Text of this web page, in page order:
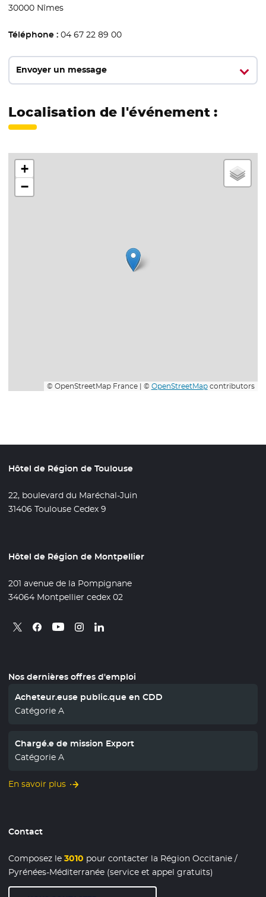
30000 Nîmes
Téléphone : 04 67 22 89 00
Envoyer un message
Localisation de l'événement :
+
−
© OpenStreetMap France | © OpenStreetMapcontributors
Hôtel de Région de Toulouse
22, boulevard du Maréchal-Juin
31406 Toulouse Cedex 9
Hôtel de Région de Montpellier
201 avenue de la Pompignane
34064 Montpellier cedex 02
Retrouvez nous sur X
- Nouvelle fenêtre
Retrouvez nous sur Facebook
- Nouvelle fenêtre
Retrouvez nous sur Youtube
- Nouvelle fenêtre
Retrouvez nous sur Instagram
- Nouvelle fenêtre
Retrouvez nous sur Linkedin
- Nouvelle fenêtre
Nos dernières offres d'emploi
Acheteur.euse public.que en CDD
Catégorie A
Chargé.e de mission Export
Catégorie A
En savoir plus
Contact
Composez le3010 pour contacter la Région Occitanie /
Pyrénées-Méditerranée (service et appel gratuits)